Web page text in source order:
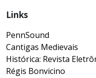
Links
PennSound
Cantigas Medievais
Histórica: Revista
Régis Bonvicino